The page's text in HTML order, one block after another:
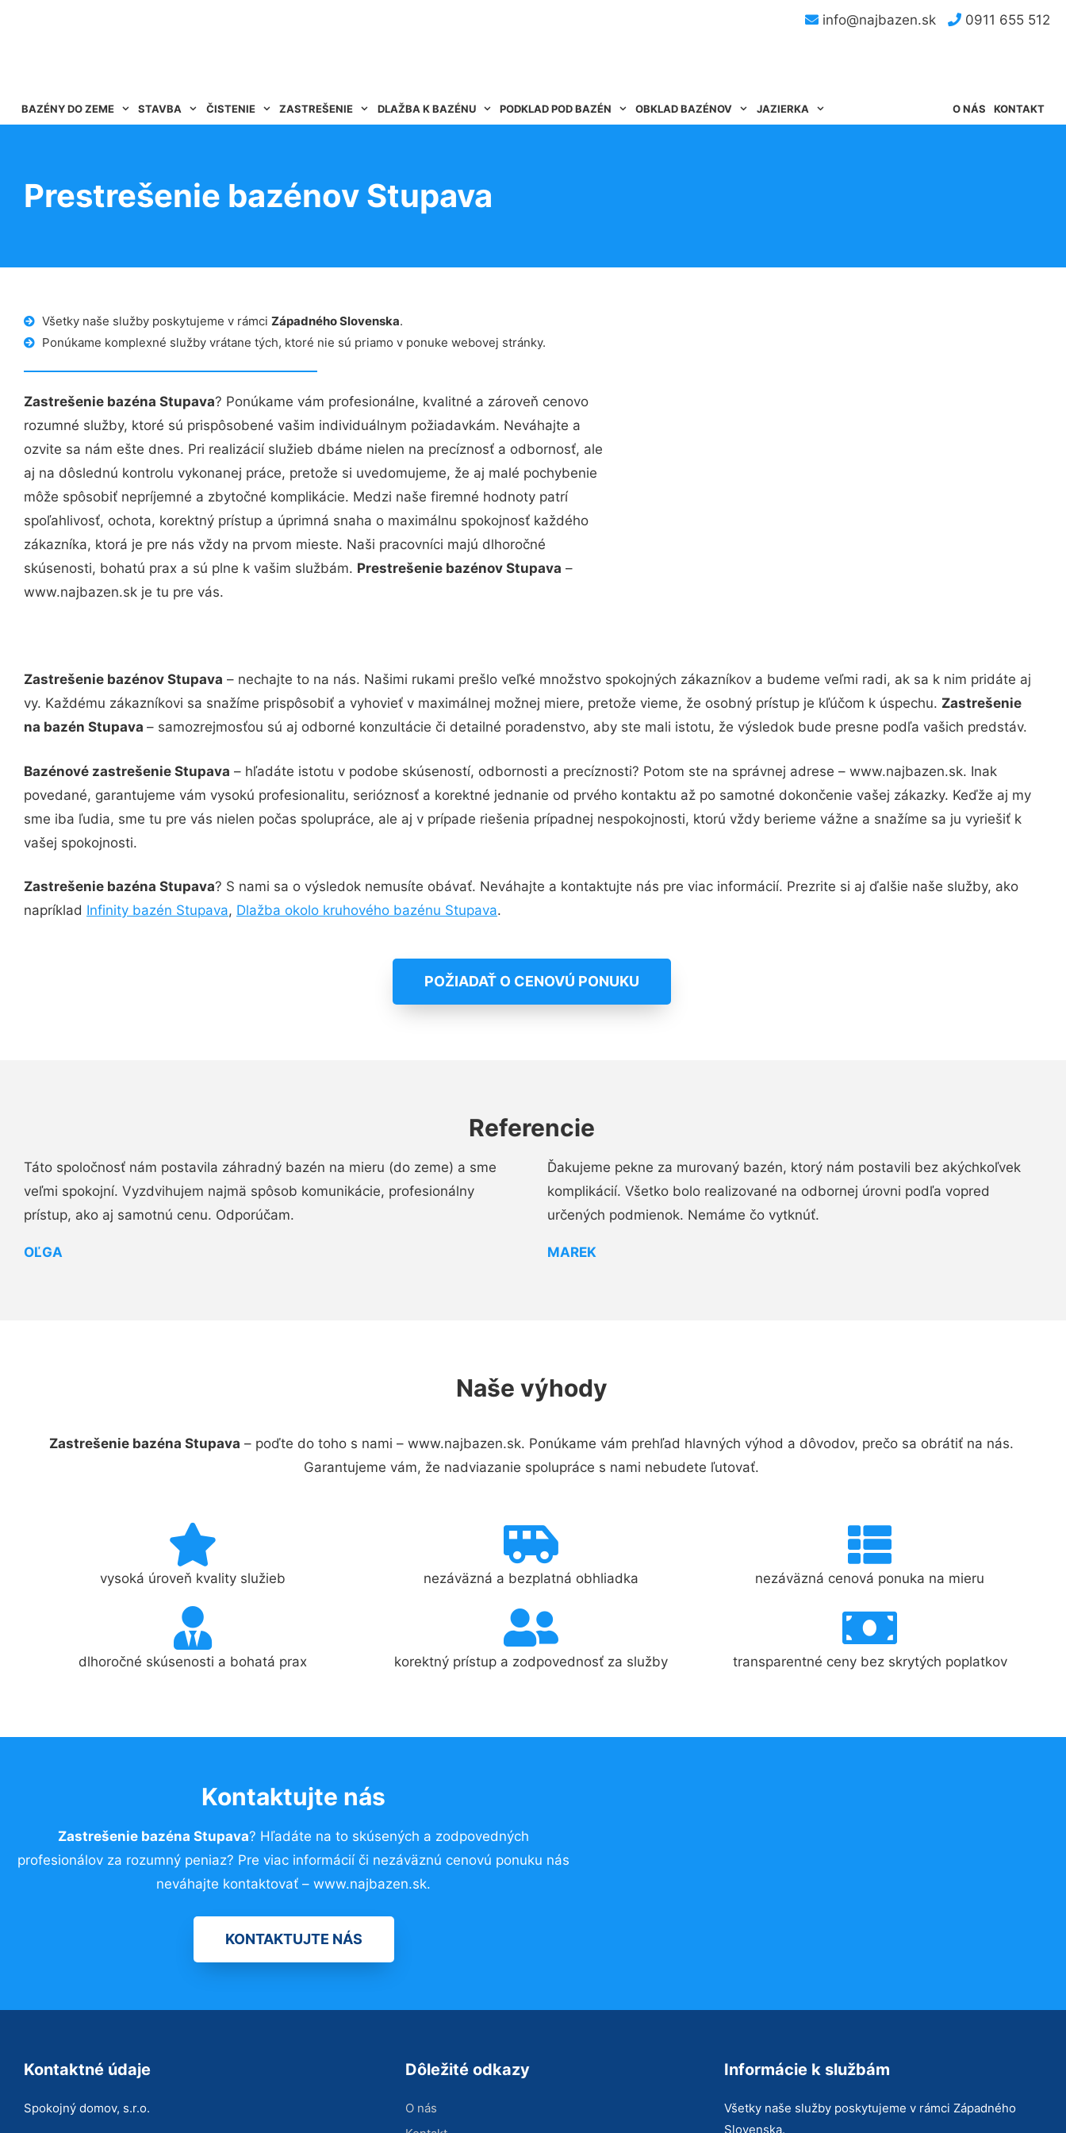
info@najbazen.sk 0911 655 512
BAZÉNY DO ZEME STAVBA ČISTENIE ZASTREŠENIE DLAŽBA K BAZÉNU PODKLAD POD BAZÉN OBKLAD BAZÉNOV JAZIERKA KONTAKT
O NÁS
Prestrešenie bazénov Stupava
Všetky naše služby poskytujeme v rámci Západného Slovenska.
Ponúkame komplexné služby vrátane tých, ktoré nie sú priamo v ponuke webovej stránky.
Zastrešenie bazéna Stupava? Ponúkame vám profesionálne, kvalitné a zároveň cenovo
rozumné služby, ktoré sú prispôsobené vašim individuálnym požiadavkám. Neváhajte a
ozvite sa nám ešte dnes. Pri realizácií služieb dbáme nielen na precíznosť a odbornosť, ale
aj na dôslednú kontrolu vykonanej práce, pretože si uvedomujeme, že aj malé pochybenie
môže spôsobiť nepríjemné a zbytočné komplikácie. Medzi naše firemné hodnoty patrí
spoľahlivosť, ochota, korektný prístup a úprimná snaha o maximálnu spokojnosť každého
zákazníka, ktorá je pre nás vždy na prvom mieste. Naši pracovníci majú dlhoročné
skúsenosti, bohatú prax a sú plne k vašim službám. Prestrešenie bazénov Stupava –
www.najbazen.sk je tu pre vás.
Zastrešenie bazénov Stupava – nechajte to na nás. Našimi rukami prešlo veľké množstvo spokojných zákazníkov a budeme veľmi radi, ak sa k nim pridáte aj
vy. Každému zákazníkovi sa snažíme prispôsobiť a vyhovieť v maximálnej možnej miere, pretože vieme, že osobný prístup je kľúčom k úspechu. Zastrešenie
na bazén Stupava – samozrejmosťou sú aj odborné konzultácie či detailné poradenstvo, aby ste mali istotu, že výsledok bude presne podľa vašich predstáv.
Bazénové zastrešenie Stupava – hľadáte istotu v podobe skúseností, odbornosti a precíznosti? Potom ste na správnej adrese – www.najbazen.sk. Inak
povedané, garantujeme vám vysokú profesionalitu, serióznosť a korektné jednanie od prvého kontaktu až po samotné dokončenie vašej zákazky. Keďže aj my
sme iba ľudia, sme tu pre vás nielen počas spolupráce, ale aj v prípade riešenia prípadnej nespokojnosti, ktorú vždy berieme vážne a snažíme sa ju vyriešiť k
vašej spokojnosti.
Zastrešenie bazéna Stupava? S nami sa o výsledok nemusíte obávať. Neváhajte a kontaktujte nás pre viac informácií. Prezrite si aj ďalšie naše služby, ako
napríklad Infinity bazén Stupava, Dlažba okolo kruhového bazénu Stupava.
POŽIADAŤ O CENOVÚ PONUKU
Referencie
Táto spoločnosť nám postavila záhradný bazén na mieru (do zeme) a sme
veľmi spokojní. Vyzdvihujem najmä spôsob komunikácie, profesionálny
prístup, ako aj samotnú cenu. Odporúčam.
OĽGA
Ďakujeme pekne za murovaný bazén, ktorý nám postavili bez akýchkoľvek
komplikácií. Všetko bolo realizované na odbornej úrovni podľa vopred
určených podmienok. Nemáme čo vytknúť.
MAREK
Naše výhody
Zastrešenie bazéna Stupava – poďte do toho s nami – www.najbazen.sk. Ponúkame vám prehľad hlavných výhod a dôvodov, prečo sa obrátiť na nás.
Garantujeme vám, že nadviazanie spolupráce s nami nebudete ľutovať.
vysoká úroveň kvality služieb nezáväzná a bezplatná obhliadka nezáväzná cenová ponuka na mieru
dlhoročné skúsenosti a bohatá prax korektný prístup a zodpovednosť za služby transparentné ceny bez skrytých poplatkov
Kontaktujte nás
Zastrešenie bazéna Stupava? Hľadáte na to skúsených a zodpovedných
profesionálov za rozumný peniaz? Pre viac informácií či nezáväznú cenovú ponuku nás
neváhajte kontaktovať – www.najbazen.sk.
KONTAKTUJTE NÁS
Kontaktné údaje
Spokojný domov, s.r.o.
Dôležité odkazy
O nás
Informácie k službám
Všetky naše služby poskytujeme v rámci Západného
Slovenska.